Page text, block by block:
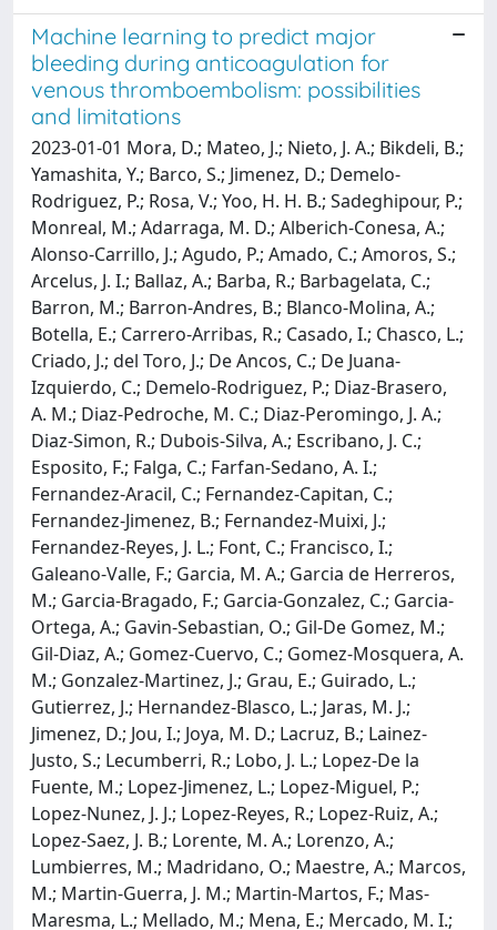
Machine learning to predict major
bleeding during anticoagulation for
venous thromboembolism: possibilities
and limitations
2023-01-01 Mora, D.; Mateo, J.; Nieto, J. A.; Bikdeli, B.;
Yamashita, Y.; Barco, S.; Jimenez, D.; Demelo-
Rodriguez, P.; Rosa, V.; Yoo, H. H. B.; Sadeghipour, P.;
Monreal, M.; Adarraga, M. D.; Alberich-Conesa, A.;
Alonso-Carrillo, J.; Agudo, P.; Amado, C.; Amoros, S.;
Arcelus, J. I.; Ballaz, A.; Barba, R.; Barbagelata, C.;
Barron, M.; Barron-Andres, B.; Blanco-Molina, A.;
Botella, E.; Carrero-Arribas, R.; Casado, I.; Chasco, L.;
Criado, J.; del Toro, J.; De Ancos, C.; De Juana-
Izquierdo, C.; Demelo-Rodriguez, P.; Diaz-Brasero,
A. M.; Diaz-Pedroche, M. C.; Diaz-Peromingo, J. A.;
Diaz-Simon, R.; Dubois-Silva, A.; Escribano, J. C.;
Esposito, F.; Falga, C.; Farfan-Sedano, A. I.;
Fernandez-Aracil, C.; Fernandez-Capitan, C.;
Fernandez-Jimenez, B.; Fernandez-Muixi, J.;
Fernandez-Reyes, J. L.; Font, C.; Francisco, I.;
Galeano-Valle, F.; Garcia, M. A.; Garcia de Herreros,
M.; Garcia-Bragado, F.; Garcia-Gonzalez, C.; Garcia-
Ortega, A.; Gavin-Sebastian, O.; Gil-De Gomez, M.;
Gil-Diaz, A.; Gomez-Cuervo, C.; Gomez-Mosquera, A.
M.; Gonzalez-Martinez, J.; Grau, E.; Guirado, L.;
Gutierrez, J.; Hernandez-Blasco, L.; Jaras, M. J.;
Jimenez, D.; Jou, I.; Joya, M. D.; Lacruz, B.; Lainez-
Justo, S.; Lecumberri, R.; Lobo, J. L.; Lopez-De la
Fuente, M.; Lopez-Jimenez, L.; Lopez-Miguel, P.;
Lopez-Nunez, J. J.; Lopez-Reyes, R.; Lopez-Ruiz, A.;
Lopez-Saez, J. B.; Lorente, M. A.; Lorenzo, A.;
Lumbierres, M.; Madridano, O.; Maestre, A.; Marcos,
M.; Martin-Guerra, J. M.; Martin-Martos, F.; Mas-
Maresma, L.; Mellado, M.; Mena, E.; Mercado, M. I.;